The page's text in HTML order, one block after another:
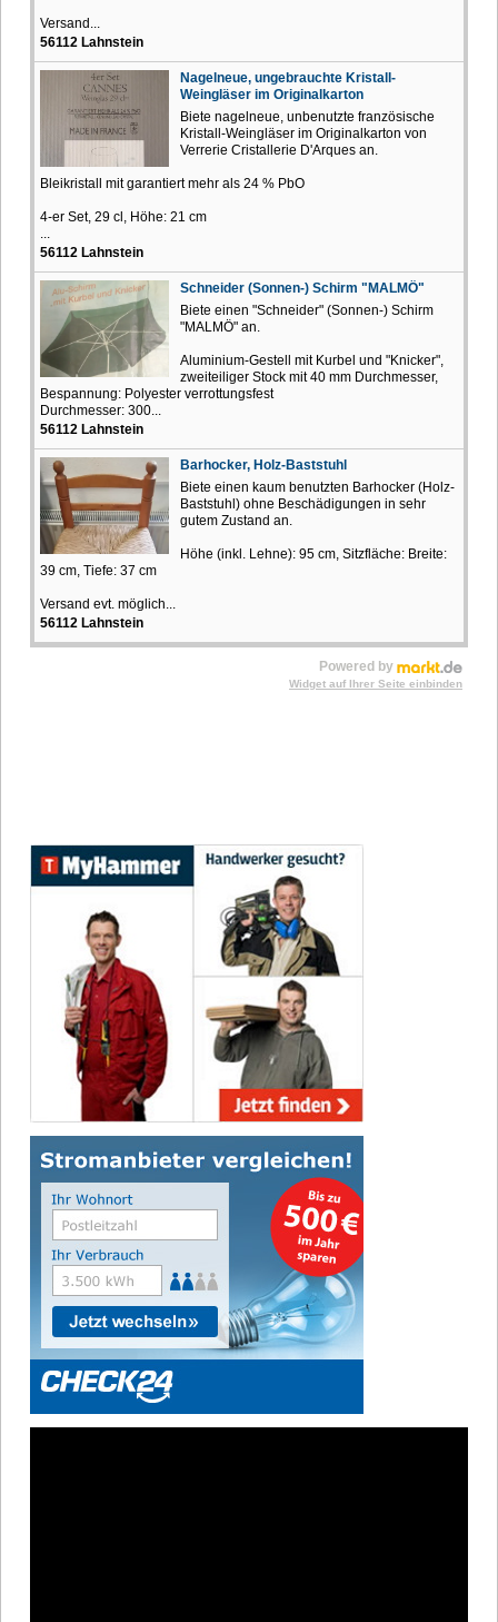
Versand...
56112 Lahnstein
Nagelneue, ungebrauchte Kristall-
Weingläser im Originalkarton
Biete nagelneue, unbenutzte französische
Kristall-Weingläser im Originalkarton von
Verrerie Cristallerie D'Arques an.
Bleikristall mit garantiert mehr als 24 % PbO
4-er Set, 29 cl, Höhe: 21 cm
...
56112 Lahnstein
Schneider (Sonnen-) Schirm "MALMÖ"
Biete einen "Schneider" (Sonnen-) Schirm
"MALMÖ" an.
Aluminium-Gestell mit Kurbel und "Knicker",
zweiteiliger Stock mit 40 mm Durchmesser,
Bespannung: Polyester verrottungsfest
Durchmesser: 300...
56112 Lahnstein
Barhocker, Holz-Baststuhl
Biete einen kaum benutzten Barhocker (Holz-
Baststuhl) ohne Beschädigungen in sehr
gutem Zustand an.
Höhe (inkl. Lehne): 95 cm, Sitzfläche: Breite:
39 cm, Tiefe: 37 cm
Versand evt. möglich...
56112 Lahnstein
Powered by
Widget auf Ihrer Seite einbinden